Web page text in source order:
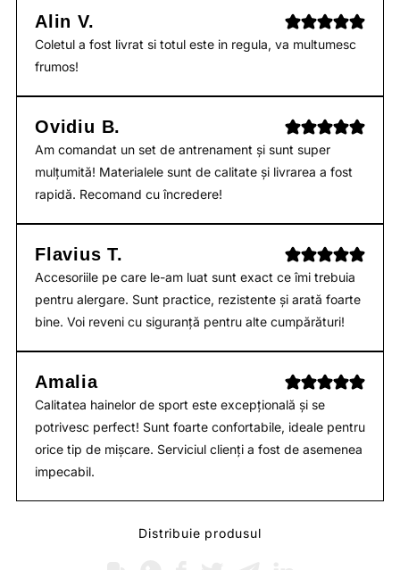
Alin V.
Coletul a fost livrat si totul este in regula, va multumesc
frumos!
Ovidiu B.
Am comandat un set de antrenament și sunt super
mulțumită! Materialele sunt de calitate și livrarea a fost
rapidă. Recomand cu încredere!
Flavius T.
Accesoriile pe care le-am luat sunt exact ce îmi trebuia
pentru alergare. Sunt practice, rezistente și arată foarte
bine. Voi reveni cu siguranță pentru alte cumpărături!
Amalia
Calitatea hainelor de sport este excepțională și se
potrivesc perfect! Sunt foarte confortabile, ideale pentru
orice tip de mișcare. Serviciul clienți a fost de asemenea
impecabil.
Distribuie produsul